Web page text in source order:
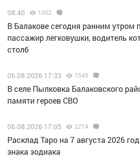
08:40 1002
В Балакове сегодня ранним утром
пассажир легковушки, водитель
столб
06.08.2026 17:33 1545
В селе Пылковка Балаковского
памяти героев СВО
06.08.2026 17:05 2214
Расклад Таро на 7 августа 2026
знака зодиака